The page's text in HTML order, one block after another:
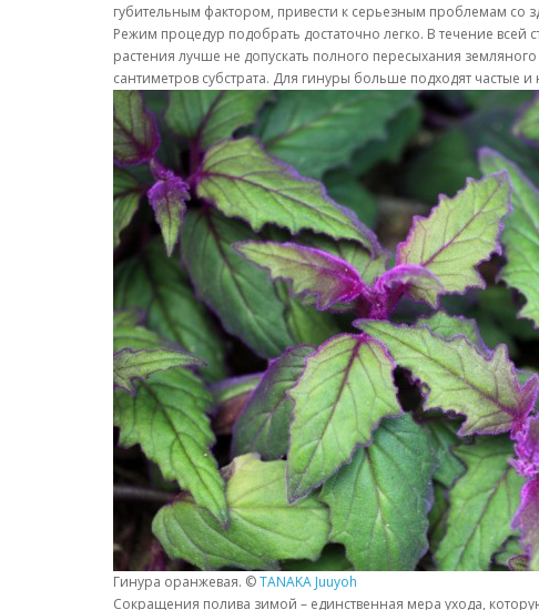
губительным фактором, привести к серьезным проблемам со
Режим процедур подобрать достаточно легко. В течение всей
растения лучше не допускать полного пересыхания
сантиметров субстрата. Для гинуры больше подходят
Гинура оранжевая. ©TANAKA Juuyoh
Сокращения полива зимой – единственная мера ухода,